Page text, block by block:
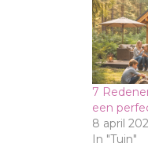
7
een
8 april
In "Tuin"